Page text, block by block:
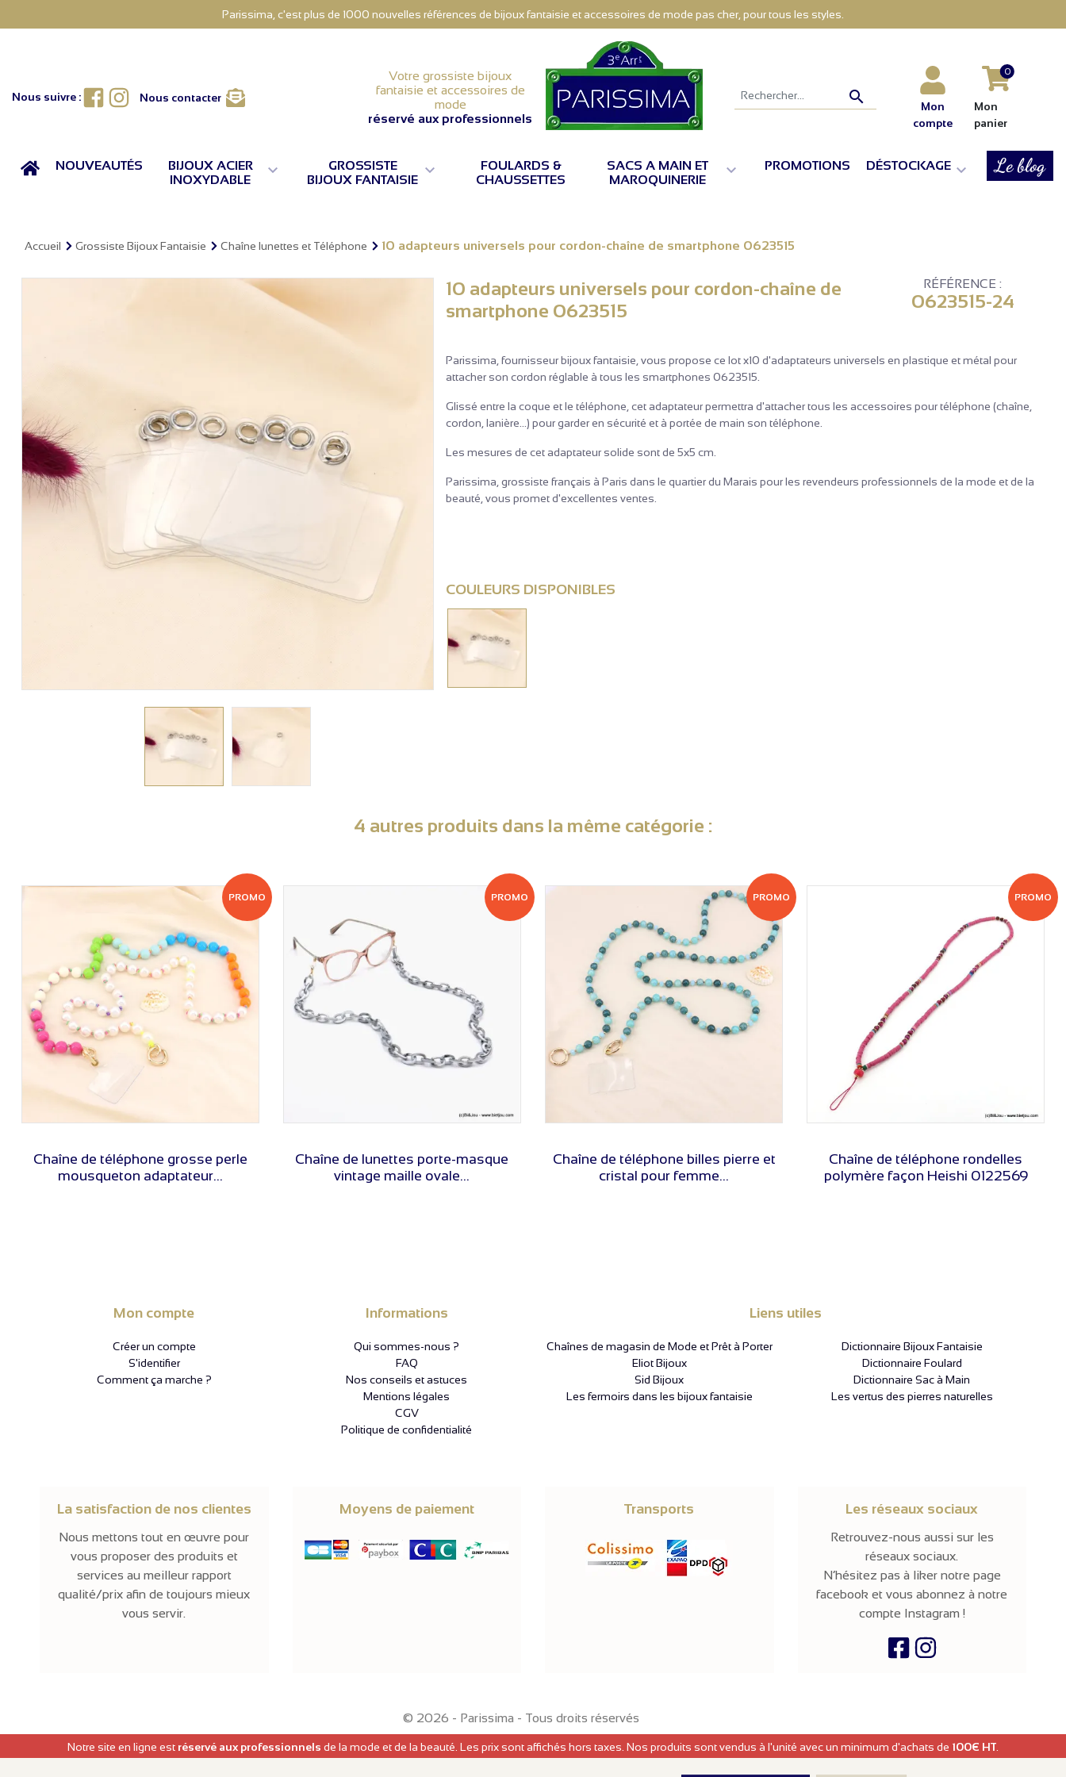
Parissima, c'est plus de 1000 nouvelles références de bijoux fantaisie et accessoires de mode pas cher, pour tous les styles.
Nous suivre : Facebook
Instagram
Nous contacter
Votre grossiste bijoux
fantaisie et accessoires de
mode
réservé aux professionnels

Mon
compte
0
Mon
panier
ACCUEILNOUVEAUTÉS
BIJOUX ACIER
INOXYDABLE

GROSSISTE
BIJOUX FANTAISIE 
FOULARDS &
CHAUSSETTES
SACS A MAIN ET
MAROQUINERIE
 PROMOTIONS DÉSTOCKAGE  Le blog
Accueil Grossiste Bijoux Fantaisie Chaîne lunettes et Téléphone 10 adapteurs universels pour cordon-chaîne de smartphone 0623515
10 adapteurs universels pour cordon-chaîne de
smartphone 0623515
RÉFÉRENCE :
0623515-24
Parissima, fournisseur bijoux fantaisie, vous propose ce lot x10 d'adaptateurs universels en plastique et métal pour
attacher son cordon réglable à tous les smartphones 0623515.
Glissé entre la coque et le téléphone, cet adaptateur permettra d'attacher tous les accessoires pour téléphone (chaîne,
cordon, lanière...) pour garder en sécurité et à portée de main son téléphone.
Les mesures de cet adaptateur solide sont de 5x5 cm.
Parissima, grossiste français à Paris dans le quartier du Marais pour les revendeurs professionnels de la mode et de la
beauté, vous promet d'excellentes ventes.
COULEURS DISPONIBLES
4 autres produits dans la même catégorie :
Chaîne de téléphone grosse perle
mousqueton adaptateur...
PROMO
Chaîne de lunettes porte-masque
vintage maille ovale...
PROMO
Chaîne de téléphone billes pierre et
cristal pour femme...
PROMO
Chaîne de téléphone rondelles
polymère façon Heishi 0122569
PROMO
Mon compte
Créer un compte
S'identifier
Comment ça marche ?
Informations
Qui sommes-nous ?
FAQ
Nos conseils et astuces
Mentions légales
CGV
Politique de confidentialité
Liens utiles
Chaînes de magasin de Mode et Prêt à Porter
Dictionnaire Bijoux Fantaisie
Eliot Bijoux
Dictionnaire Foulard
Sid Bijoux
Dictionnaire Sac à Main
Les fermoirs dans les bijoux fantaisie
Les vertus des pierres naturelles
La satisfaction de nos clientes
Nous mettons tout en œuvre pour
vous proposer des produits et
services au meilleur rapport
qualité/prix afin de toujours mieux
vous servir.
Moyens de paiement Transports Les réseaux sociaux
Retrouvez-nous aussi sur les
réseaux sociaux.
N’hésitez pas à liker notre page
facebook et vous abonnez à notre
compte Instagram !
© 2026 - Parissima - Tous droits réservés
Notre site en ligne est réservé aux professionnels de la mode et de la beauté. Les prix sont affichés hors taxes. Nos produits sont vendus à l'unité avec un minimum d'achats de 100€ HT.